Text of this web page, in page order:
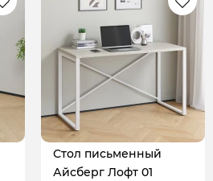
Стол письменный
Айсберг Лофт 01